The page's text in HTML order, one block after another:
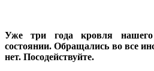
Уже три года кровля
состоянии. Обращались во все
нет. Посодействуйте.